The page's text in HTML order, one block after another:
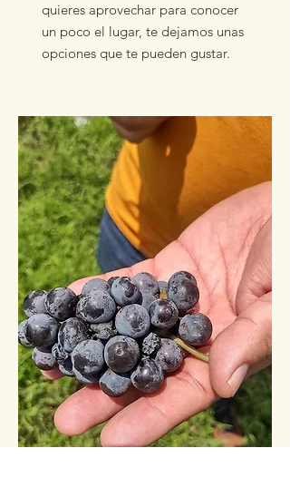
quieres aprovechar para conocer
un poco el lugar, te dejamos unas
opciones que te pueden gustar.